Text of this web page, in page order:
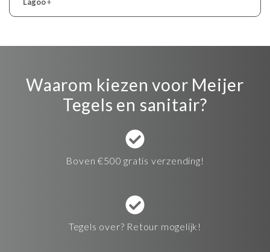
Waarom kiezen voor Meijer
Tegels en sanitair?
Boven €500 gratis verzending!
Tegels over? Retour mogelijk!